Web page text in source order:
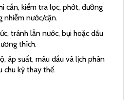
cần, kiểm tra lọc, phớt, đường
nhiễm nước/cặn.
tránh lẫn nước, bụi hoặc dầu
thích.
áp suất, màu dầu và lịch phân
chu kỳ thay thế.